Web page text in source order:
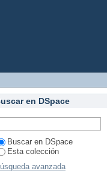
en DSpace
Buscar en DSpace
Esta colección
avanzada